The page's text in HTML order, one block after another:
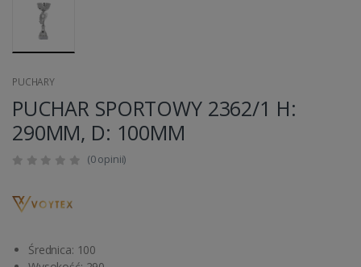
PUCHARY
PUCHAR SPORTOWY 2362/1 H:
290MM, D: 100MM
(0 opinii)
Średnica: 100